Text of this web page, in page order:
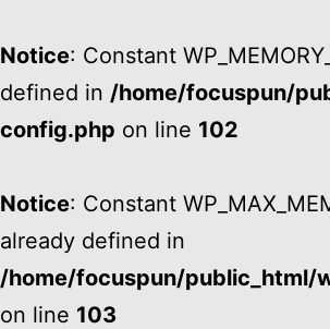
Notice: Constant
defined in /home/focuspun/
config.php on line 102
Notice: Constant
already defined in
/home/focuspun/public_html/
on line 103